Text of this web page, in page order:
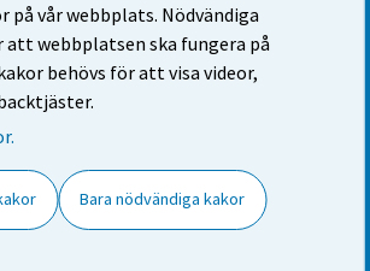
på vår webbplats. Nödvändiga
att webbplatsen ska fungera på
behövs för att visa videor,
Bara nödvändiga kakor